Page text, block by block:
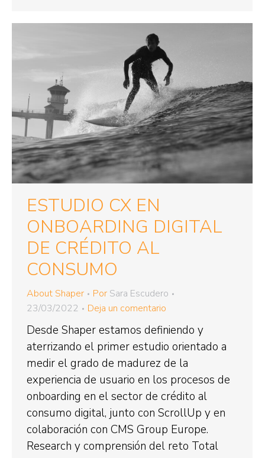
ESTUDIO CX EN
ONBOARDING DIGITAL
DE CRÉDITO AL
CONSUMO
About Shaper Por Sara Escudero
23/03/2022
Deja un comentario
Desde Shaper estamos definiendo y
aterrizando el primer estudio orientado a
medir el grado de madurez de la
experiencia de usuario en los procesos de
onboarding en el sector de crédito al
consumo digital, junto con ScrollUp y en
colaboración con CMS Group Europe.
Research y comprensión del reto Total